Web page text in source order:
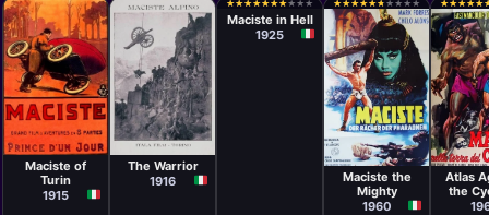
Película
Luigi Romano
Borgnetto,
Vincenzo
Denizot
Maciste of
Turin
1915
Película
Giovanni
Pastrone
The Warrior
1916
★
★★
★★
★★
★★
★★
★★
★★
★ ★
★ ★
★
Brignone
Maciste in Hell
1925
★
★★
★★
★★
★★
★★
★ ★
★ ★
★ ★
★ ★
★
Película
Carlo
Campogalliani
Maciste the
Mighty
1960
★
★★
★★
★★
★★
★
Atlas
the